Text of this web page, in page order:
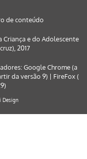
de conteúdo
e do Adolescente
2017
Google Chrome (a
da versão 9) | FireFox (
Design